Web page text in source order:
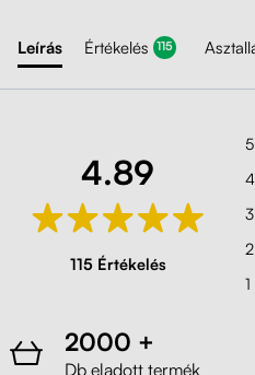
Leírás Értékelés 115
4.89
115 Értékelés
5
4
3
2
1
2000 +
Db eladott termék